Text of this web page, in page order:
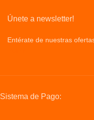
Únete a newsletter!
Entérate de nuestras
Sistema de Pago: